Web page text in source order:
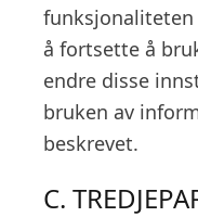
funksjonaliteten
å fortsette å
endre disse
bruken av
beskrevet.
C.